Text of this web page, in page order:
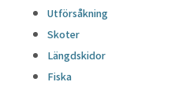
Utförsåkning
Skoter
Längdskidor
Fiska